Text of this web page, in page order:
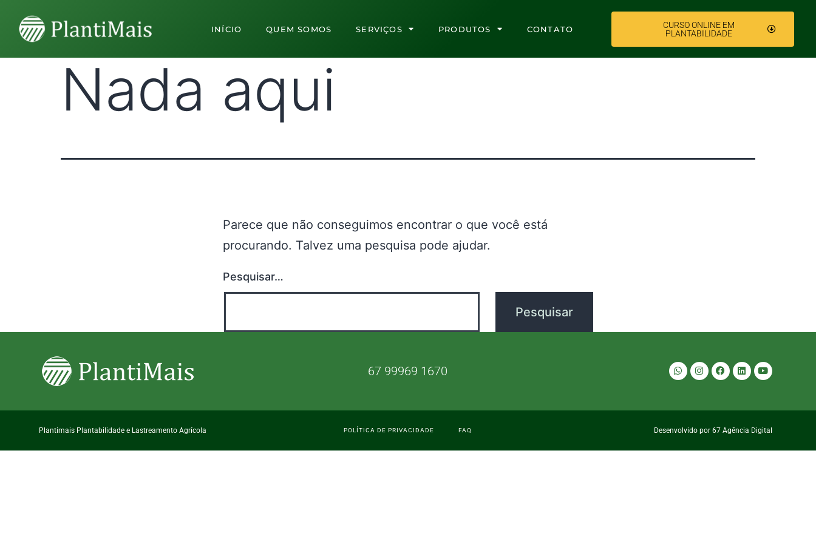
INÍCIO QUEM SOMOS SERVIÇOS PRODUTOS CONTATO
CURSO ONLINE EM
PLANTABILIDADE
Nada aqui
Parece que não conseguimos encontrar o que você está
procurando. Talvez uma pesquisa pode ajudar.
Pesquisar…
67 99969 1670
Plantimais Plantabilidade e Lastreamento Agrícola POLÍTICA DE PRIVACIDADE FAQ Desenvolvido por 67 Agência Digital